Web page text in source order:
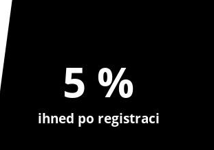
5 %
ihned po registraci